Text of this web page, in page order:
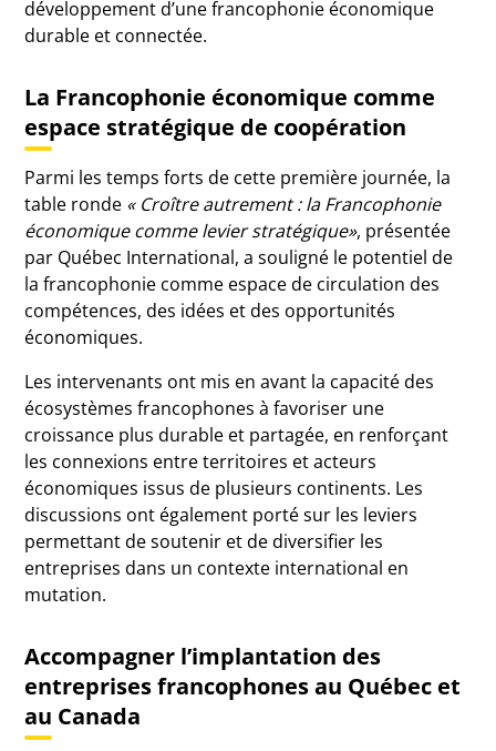
développement d’une francophonie économique
durable et connectée.
La Francophonie économique comme
espace stratégique de coopération
Parmi les temps forts de cette première journée, la
table ronde « Croître autrement : la Francophonie
économique comme levier stratégique», présentée
par Québec International, a souligné le potentiel de
la francophonie comme espace de circulation des
compétences, des idées et des opportunités
économiques.
Les intervenants ont mis en avant la capacité des
écosystèmes francophones à favoriser une
croissance plus durable et partagée, en renforçant
les connexions entre territoires et acteurs
économiques issus de plusieurs continents. Les
discussions ont également porté sur les leviers
permettant de soutenir et de diversifier les
entreprises dans un contexte international en
mutation.
Accompagner l’implantation des
entreprises francophones au Québec et
au Canada